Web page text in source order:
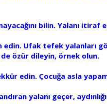
bilin. Yalanı
Ufak tefek yalanları
özür dileyin, örnek olun.
edin. Çocuğa asla
yalanı geçer,